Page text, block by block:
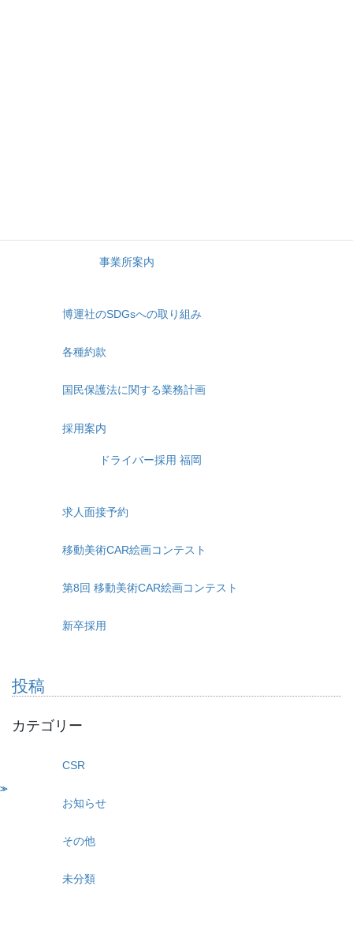
事業所案内
博運社のSDGsへの取り組み
各種約款
国民保護法に関する業務計画
採用案内
ドライバー採用 福岡
求人面接予約
移動美術CAR絵画コンテスト
第8回 移動美術CAR絵画コンテスト
新卒採用
投稿
カテゴリー
CSR
お知らせ
その他
未分類